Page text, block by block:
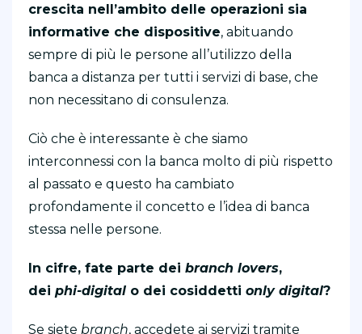
crescita nell’ambito delle operazioni sia
informative che dispositive, abituando
sempre di più le persone all’utilizzo della
banca a distanza per tutti i servizi di base, che
non necessitano di consulenza.
Ciò che è interessante è che siamo
interconnessi con la banca molto di più rispetto
al passato e questo ha cambiato
profondamente il concetto e l’idea di banca
stessa nelle persone.
In cifre, fate parte dei branch lovers,
dei phi-digital o dei cosiddetti only digital?
Se siete branch, accedete ai servizi tramite